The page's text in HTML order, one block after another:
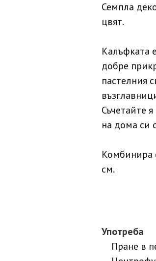
Семпла
цвят.
Калъфката
добре
пастелния
Съчетайте
на дома си
Комбинира
см.
Употреба
Пране в